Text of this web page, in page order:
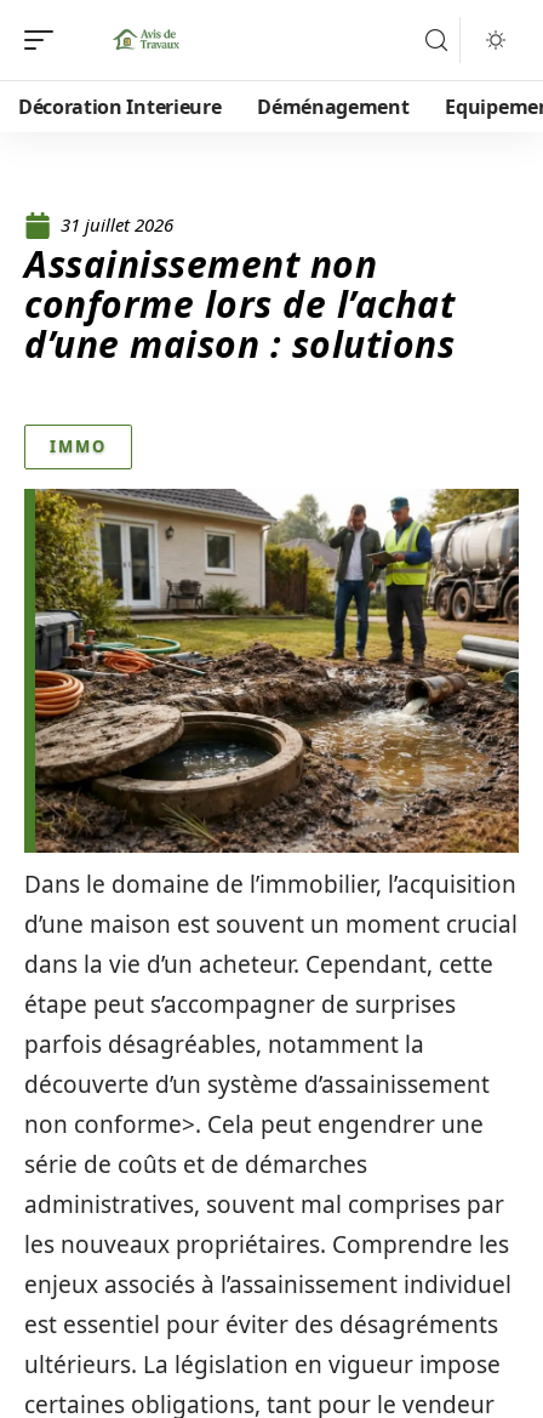
Décoration Interieure Déménagement
31 juillet 2026
Assainissement non
conforme lors de l’achat
d’une maison : solutions
IMMO
Dans le domaine de l’immobilier, l’acquisition
d’une maison est souvent un moment crucial
dans la vie d’un acheteur. Cependant, cette
étape peut s’accompagner de surprises
parfois désagréables, notamment la
découverte d’un système d’assainissement
non conforme>. Cela peut engendrer une
série de coûts et de démarches
administratives, souvent mal comprises par
les nouveaux propriétaires. Comprendre les
enjeux associés à l’assainissement individuel
est essentiel pour éviter des désagréments
ultérieurs. La législation en vigueur impose
certaines obligations, tant pour le vendeur